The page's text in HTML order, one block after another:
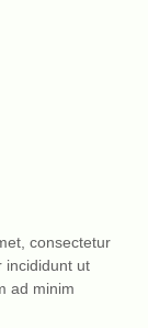
consectetur
incididunt ut
ad minim